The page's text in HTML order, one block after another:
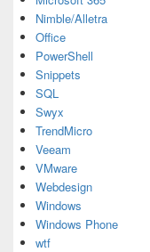
Nimble/Alletra
Office
PowerShell
Snippets
SQL
Swyx
TrendMicro
Veeam
VMware
Webdesign
Windows
Windows Phone
wtf